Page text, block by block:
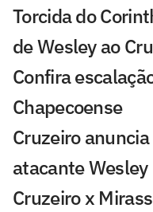
Torcida do
de Wesley ao
Confira
Chapecoense
Cruzeiro
atacante Wesley
Cruzeiro x